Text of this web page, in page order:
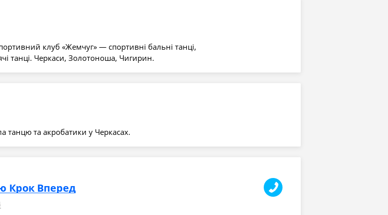
клуб «Жемчуг» — спортивні бальні танці,
танці. Черкаси, Золотоноша, Чигирин.
танцю та акробатики у Черкасах.
Крок Вперед